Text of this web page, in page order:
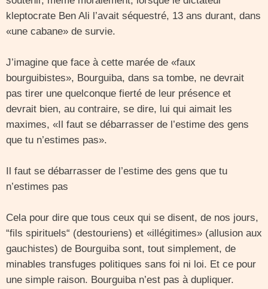
kleptocrate Ben Ali l’avait séquestré, 13 ans durant, dans
«une cabane» de survie.
J’imagine que face à cette marée de «faux
bourguibistes», Bourguiba, dans sa tombe, ne devrait
pas tirer une quelconque fierté de leur présence et
devrait bien, au contraire, se dire, lui qui aimait les
maximes, «Il faut se débarrasser de l’estime des gens
que tu n’estimes pas».
Il faut se débarrasser de l’estime des gens que tu
n’estimes pas
Cela pour dire que tous ceux qui se disent, de nos jours,
“fils spirituels“ (destouriens) et «illégitimes» (allusion aux
gauchistes) de Bourguiba sont, tout simplement, de
minables transfuges politiques sans foi ni loi. Et ce pour
une simple raison. Bourguiba n’est pas à dupliquer.